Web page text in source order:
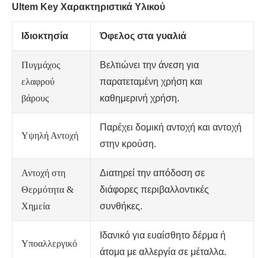
Ultem Key Χαρακτηριστικά Υλικού
Ιδιοκτησία Όφελος στα γυαλιά
Πυγμάχος
ελαφρού
βάρους
Βελτιώνει την άνεση για
παρατεταμένη χρήση και
καθημερινή χρήση.
Υψηλή Αντοχή
Παρέχει δομική αντοχή και αντοχή
στην κρούση.
Αντοχή στη
Θερμότητα &
Χημεία
Διατηρεί την απόδοση σε
διάφορες περιβαλλοντικές
συνθήκες.
Υποαλλεργικό
Ιδανικό για ευαίσθητο δέρμα ή
άτομα με αλλεργία σε μέταλλα.